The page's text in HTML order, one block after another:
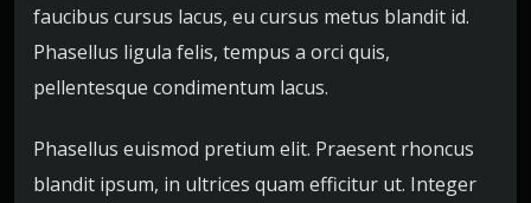
faucibus cursus lacus, eu cursus metus blandit id.
Phasellus ligula felis, tempus a orci quis,
pellentesque condimentum lacus.
Phasellus euismod pretium elit. Praesent rhoncus
blandit ipsum, in ultrices quam efficitur ut. Integer